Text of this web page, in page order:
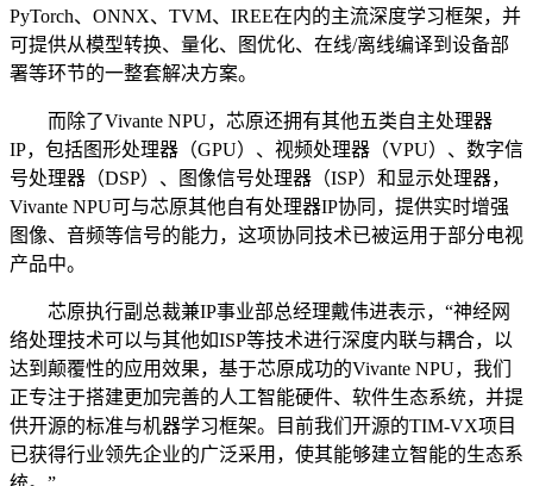
PyTorch、ONNX、TVM、IREE在内的主流深度学习框架，并
可提供从模型转换、量化、图优化、在线/离线编译到设备部
署等环节的一整套解决方案。
而除了Vivante NPU，芯原还拥有其他五类自主处理器
IP，包括图形处理器（GPU）、视频处理器（VPU）、数字信
号处理器（DSP）、图像信号处理器（ISP）和显示处理器，
Vivante NPU可与芯原其他自有处理器IP协同，提供实时增强
图像、音频等信号的能力，这项协同技术已被运用于部分电视
产品中。
芯原执行副总裁兼IP事业部总经理戴伟进表示，“神经网
络处理技术可以与其他如ISP等技术进行深度内联与耦合，以
达到颠覆性的应用效果，基于芯原成功的Vivante NPU，我们
正专注于搭建更加完善的人工智能硬件、软件生态系统，并提
供开源的标准与机器学习框架。目前我们开源的TIM-VX项目
已获得行业领先企业的广泛采用，使其能够建立智能的生态系